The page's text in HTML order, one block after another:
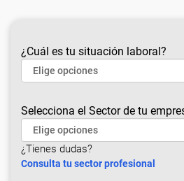
¿Cuál es tu situación laboral?
Selecciona el Sector de tu
¿Tienes dudas?
Consulta tu sector profesional